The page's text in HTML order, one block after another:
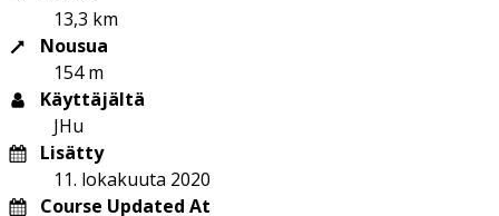
13,3 km
Nousua
154 m
Käyttäjältä
JHu
Lisätty
11. lokakuuta 2020
Course Updated At